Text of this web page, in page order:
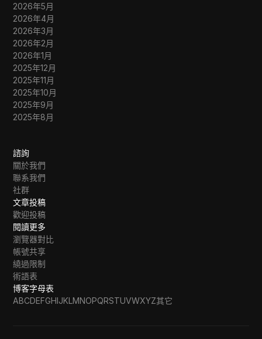
2026年5月
2026年4月
2026年3月
2026年2月
2026年1月
2025年12月
2025年11月
2025年10月
2025年9月
2025年8月
諮詢
關於我們
聯系我們
社群
文章投稿
歡迎投稿
閱讀更多
瀏覽器對比
帳號共享
繞過限制
術語表
博客字母表
ABCDEFGHIJKLMNOPQRSTUVWXYZ其它